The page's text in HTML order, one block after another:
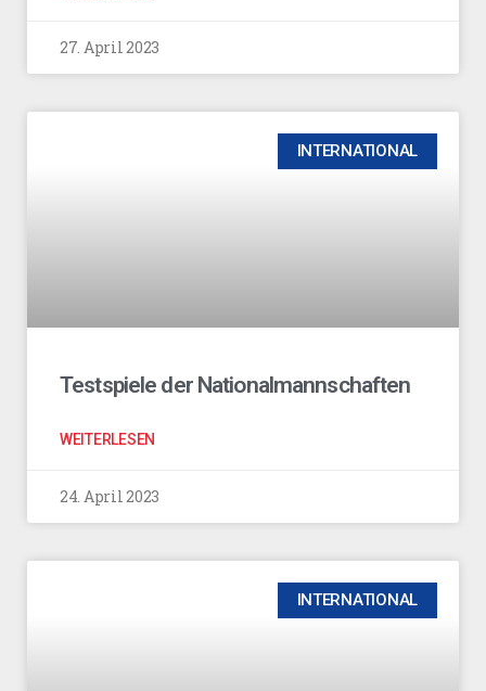
27. April 2023
INTERNATIONAL
Testspiele der Nationalmannschaften
WEITERLESEN
24. April 2023
INTERNATIONAL